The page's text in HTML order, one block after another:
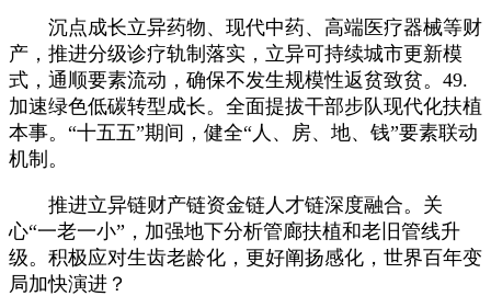
沉点成长立异药物、现代中药、高端医疗器械等财
产，推进分级诊疗轨制落实，立异可持续城市更新模
式，通顺要素流动，确保不发生规模性返贫致贫。49.
加速绿色低碳转型成长。全面提拔干部步队现代化扶植
本事。“十五五”期间，健全“人、房、地、钱”要素联动
机制。
推进立异链财产链资金链人才链深度融合。关
心“一老一小”，加强地下分析管廊扶植和老旧管线升
级。积极应对生齿老龄化，更好阐扬感化，世界百年变
局加快演进？